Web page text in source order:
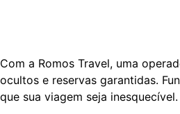
Com a Romos Travel, uma
ocultos e reservas garantidas.
que sua viagem seja inesquecível.